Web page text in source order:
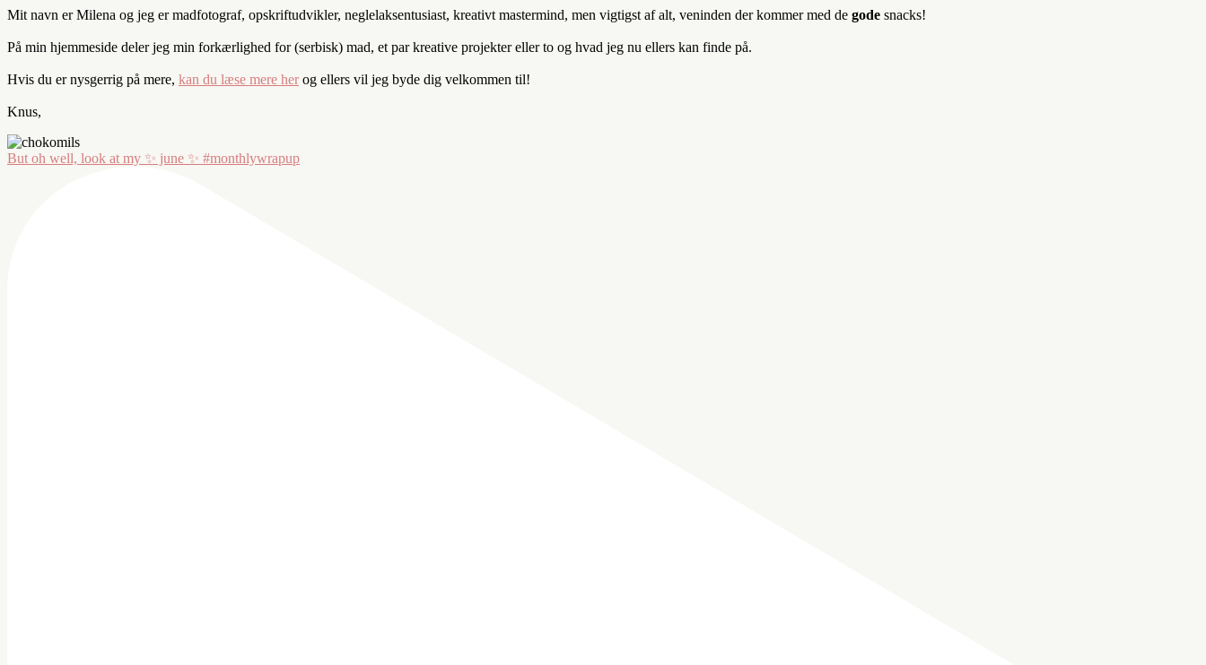
Mit navn er Milena og jeg er madfotograf, opskriftudvikler, neglelaksentusiast, kreativt mastermind, men vigtigst af alt, veninden der kommer med de gode snacks!
På min hjemmeside deler jeg min forkærlighed for (serbisk) mad, et par kreative projekter eller to og hvad jeg nu ellers kan finde på.
Hvis du er nysgerrig på mere, kan du læse mere her og ellers vil jeg byde dig velkommen til!
Knus,
But oh well, look at my ✨ june ✨ #monthlywrapup